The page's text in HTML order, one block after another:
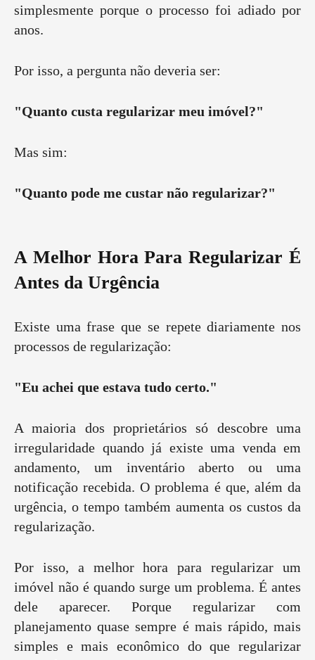
simplesmente porque o processo foi adiado por
anos.
Por isso, a pergunta não deveria ser:
"Quanto custa regularizar meu imóvel?"
Mas sim:
"Quanto pode me custar não regularizar?"
A Melhor Hora Para Regularizar É
Antes da Urgência
Existe uma frase que se repete diariamente nos
processos de regularização:
"Eu achei que estava tudo certo."
A maioria dos proprietários só descobre uma
irregularidade quando já existe uma venda em
andamento, um inventário aberto ou uma
notificação recebida. O problema é que, além da
urgência, o tempo também aumenta os custos da
regularização.
Por isso, a melhor hora para regularizar um
imóvel não é quando surge um problema. É antes
dele aparecer. Porque regularizar com
planejamento quase sempre é mais rápido, mais
simples e mais econômico do que regularizar